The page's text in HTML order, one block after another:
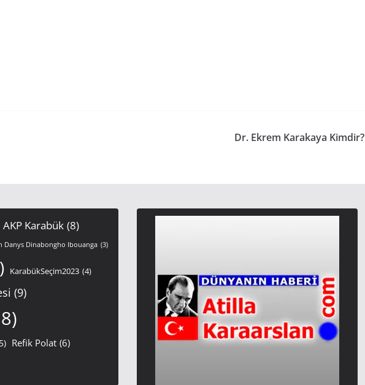
Dr. Ekrem Karakaya Kimdir?
AKP Karabük (8)
Danys Dinabongho Ibouanga (3)
KarabükSeçim2023 (4)
(9)
Refik Polat (6)